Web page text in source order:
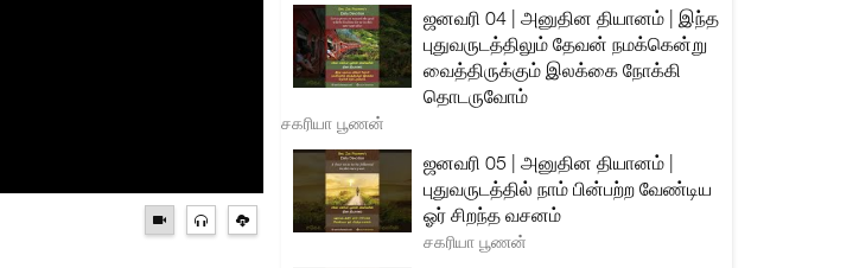
ஜனவரி 04 | அனுதின தியானம் | இந்த
புதுவருடத்திலும் தேவன் நமக்கென்று
வைத்திருக்கும் இலக்கை நோக்கி
தொடருவோம்
சகரியா பூணன்
ஜனவரி 05 | அனுதின தியானம் |
புதுவருடத்தில் நாம் பின்பற்ற வேண்டிய
ஓர் சிறந்த வசனம்
சகரியா பூணன்